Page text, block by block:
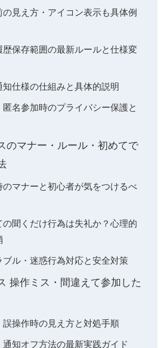
見え方・アイコン表示も具体例
保存範囲の最新ルールと仕様変
仕様の仕組みと具体的説明
名参加時のプライバシー保護と
のマナー・ルール・初めてで
のマナーと初心者が気をつけるべ
の聞くだけ行為は失礼か？心理的
ブル・迷惑行為対応と安全対策
操作ミス・間違えて参加した
誤操作時の見え方と対処手順
知オフ方法の最新実践ガイド